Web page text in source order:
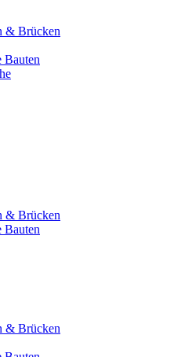
& Brücken
Bauten
& Brücken
Bauten
& Brücken